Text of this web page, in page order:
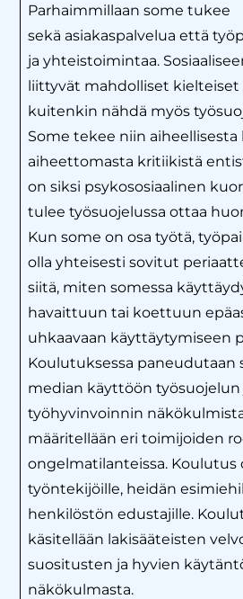
Parhaimmillaan some tukee
sekä asiakaspalvelua että
ja yhteistoimintaa.
liittyvät mahdolliset
kuitenkin nähdä myös
Some tekee niin aiheellisesta
aiheettomasta kritiikistä
on siksi psykososiaalinen
tulee työsuojelussa ottaa
Kun some on osa työtä,
olla yhteisesti sovitut
siitä, miten somessa
havaittuun tai koettuun
uhkaavaan käyttäytymiseen
Koulutuksessa paneudutaan
median käyttöön työsuojelun
työhyvinvoinnin
määritellään eri toimijoiden
ongelmatilanteissa.
työntekijöille, heidän
henkilöstön edustajille.
käsitellään lakisääteisten
suositusten ja hyvien
näkökulmasta.